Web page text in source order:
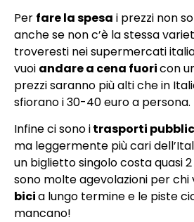
Per fare la spesa i prezzi non
anche se non c’è la stessa
troveresti nei supermercati
vuoi andare a cena fuoricon
prezzi saranno più alti che in
sfiorano i 30-40 euro a persona.
Infine ci sono itrasporti
ma leggermente più cari
un biglietto singolo costa quasi
sono molte agevolazioni per chi
bicia lungo termine e le piste
mancano!